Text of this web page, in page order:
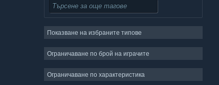
Безплатни за пускане
Масивни мрежови
Независими
Неангажиращи
Показване на избраните типове
Ограничаване по брой на играчите
Ограничаване по характеристика